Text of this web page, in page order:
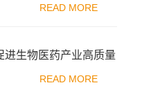
READ MORE
进生物医药产业高质量
READ MORE